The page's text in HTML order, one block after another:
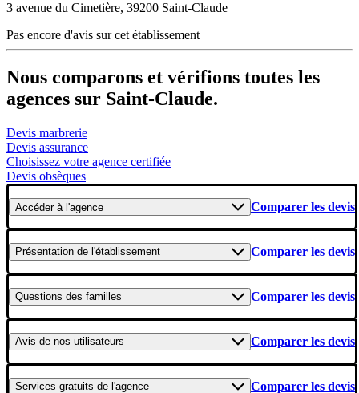
3 avenue du Cimetière, 39200 Saint-Claude
Pas encore d'avis sur cet établissement
Nous comparons et vérifions toutes les
agences sur Saint-Claude.
Devis marbrerie
Devis assurance
Choisissez votre agence certifiée
Devis obsèques
Accéderà l'agence Comparer les devis
Présentation de l'établissement Comparer les devis
Questions des familles Comparer les devis
Avis de nos utilisateurs Comparer les devis
Services gratuits de l'agence Comparer les devis